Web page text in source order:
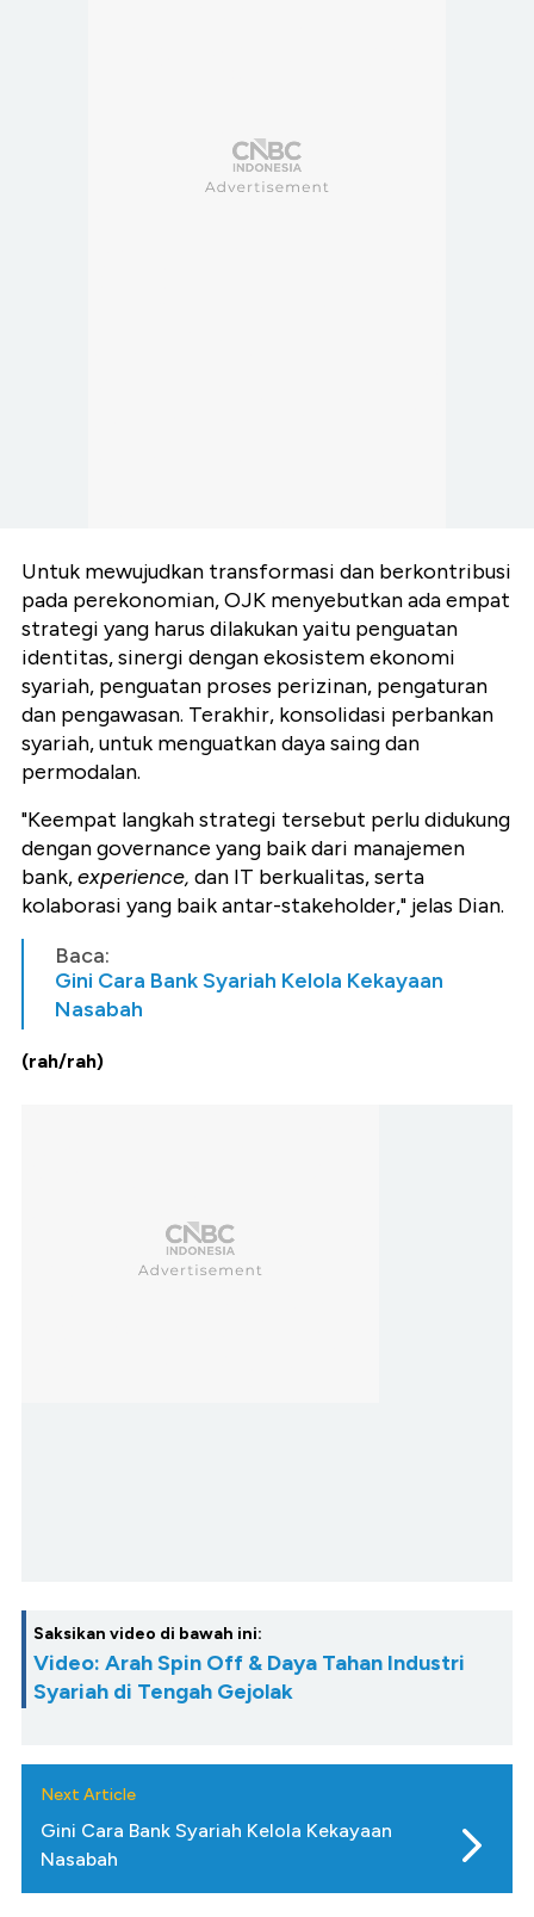
Untuk mewujudkan transformasi dan berkontribusi
pada perekonomian, OJK menyebutkan ada empat
strategi yang harus dilakukan yaitu penguatan
identitas, sinergi dengan ekosistem ekonomi
syariah, penguatan proses perizinan, pengaturan
dan pengawasan. Terakhir, konsolidasi perbankan
syariah, untuk menguatkan daya saing dan
permodalan.
"Keempat langkah strategi tersebut perlu didukung
dengan governance yang baik dari manajemen
bank,experience, dan IT berkualitas, serta
kolaborasi yang baik antar-stakeholder," jelas Dian.
Baca:
Gini Cara Bank Syariah Kelola Kekayaan
Nasabah
(rah/rah)
Saksikan video di bawah ini:
Video: Arah Spin Off & Daya Tahan Industri
Syariah di Tengah Gejolak
Next Article
Gini Cara Bank Syariah Kelola Kekayaan
Nasabah